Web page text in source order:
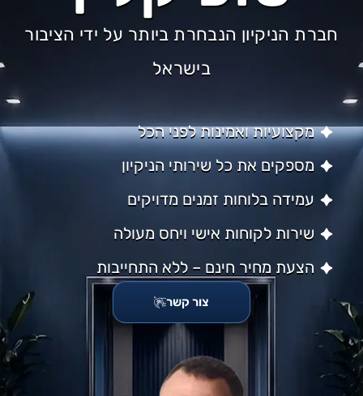
חברת הניקיון הנבחרת ביותר על ידי הציבור
בישראל
מקצועיות ואמינות לפני הכל
מספקים את כל שירותי הניקיון
עמידה בלוחות זמנים מדויקים
שירות לקוחות אישי ויחס מעולה
הצעת מחיר חינם – ללא התחייבות
צור קשר